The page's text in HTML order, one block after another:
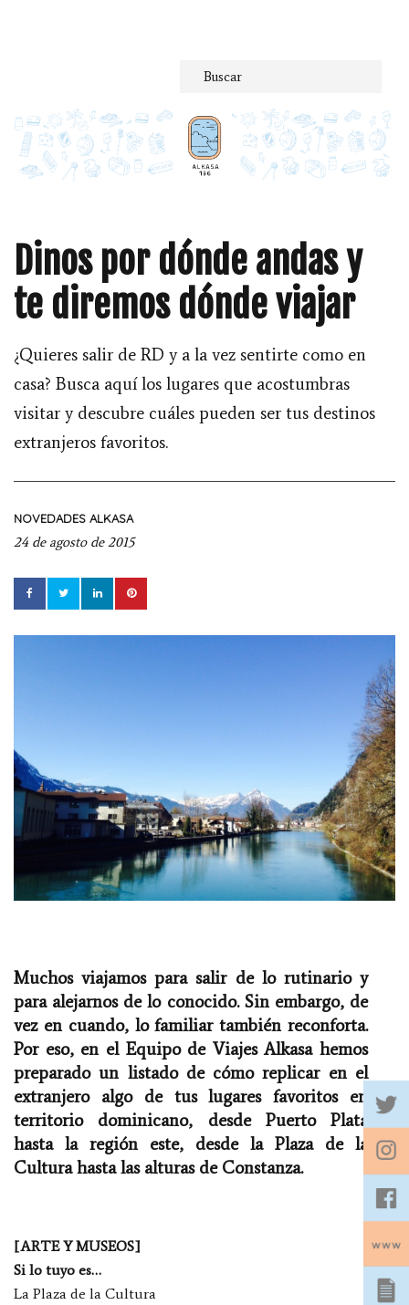
Dinos por dónde andas y
te diremos dónde viajar
¿Quieres salir de RD y a la vez sentirte como en
casa? Busca aquí los lugares que acostumbras
visitar y descubre cuáles pueden ser tus destinos
extranjeros favoritos.
NOVEDADES ALKASA
24 de agosto de 2015
Muchos viajamos para salir de lo rutinario y
para alejarnos de lo conocido. Sin embargo, de
vez en cuando, lo familiar también reconforta.
Por eso, en el Equipo de Viajes Alkasa hemos
preparado un listado de cómo replicar en el
extranjero algo de tus lugares favoritos en
territorio dominicano, desde Puerto Plata
hasta la región este, desde la Plaza de la
Cultura hasta las alturas de Constanza.
[ARTE Y MUSEOS]
Si lo tuyo es…
La Plaza de la Cultura